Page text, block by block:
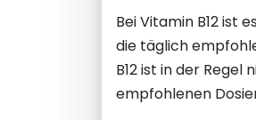
Bei Vitamin B12 ist
die täglich
B12 ist in der
empfohlenen